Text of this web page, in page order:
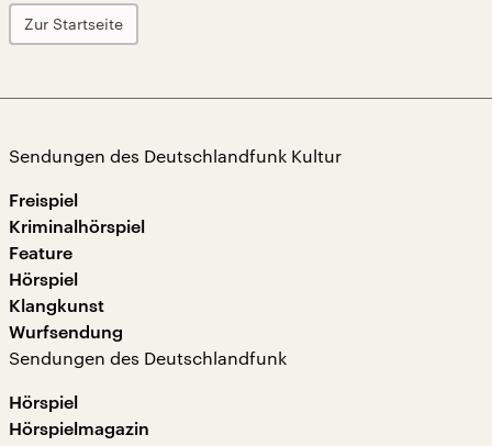
Zur Startseite
Sendungen des Deutschlandfunk Kultur
Freispiel
Kriminalhörspiel
Feature
Hörspiel
Klangkunst
Wurfsendung
Sendungen des Deutschlandfunk
Hörspiel
Hörspielmagazin